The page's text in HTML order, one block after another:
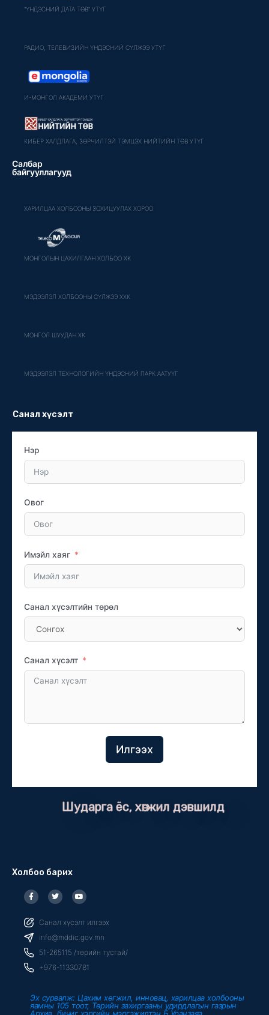
"ҮНДЭСНИЙ ДАТА ТӨВ" УТҮГ
РАДИО, ТЕЛЕВИЗИЙН ҮНДЭСНИЙ СҮЛЖЭЭ УТҮГ
И-МОНГОЛ АКАДЕМИ УТҮГ
КИБЕР ХАЛДЛАГА, ЗӨРЧИЛТЭЙ ТЭМЦЭХ НИЙТИЙН ТӨВ УТҮГ
Салбар
байгууллагууд
ХАРИЛЦАА ХОЛБООНЫ ЗОХИЦУУЛАХ ХОРОО
МОНГОЛЫН ЦАХИЛГААН ХОЛБОО ХК
МЭДЭЭЛЭЛ ХОЛБООНЫ СҮЛЖЭЭ ХХК
МОНГОЛ ШУУДАН ХК
МЭДЭЭЛЭЛ ТЕХНОЛОГИЙН ҮНДЭСНИЙ ПАРК ААТУҮГ
Санал хүсэлт
Нэр
Овог
Имэйл хаяг
Санал хүсэлтийн төрөл
Санал хүсэлт
Илгээх
Шударга ёс, хөгжил дэвшилд
Холбоо барих
F
a
c
b
o
o
k
f
T
w
i
t
r
Y
o
u
u
e
Санал хүсэлт илгээх
info@mddic.gov.mn
51-265115 /төрийн тусгай/
+976-11330781
Эх сурвалж: Цахим хөгжил, инновац, харилцаа холбооны
яамны 105 тоот, Төрийн захиргааны удирдлагын газрын